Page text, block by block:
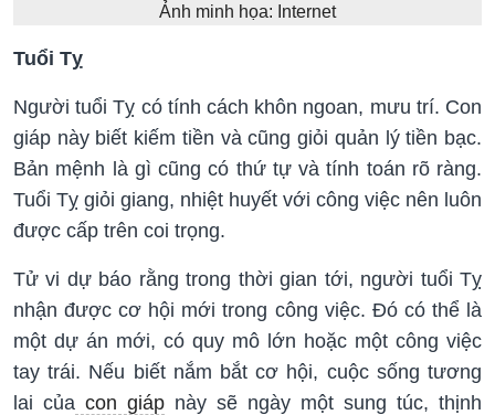
Ảnh minh họa: Internet
Tuổi Tỵ
Người tuổi Tỵ có tính cách khôn ngoan, mưu trí. Con
giáp này biết kiếm tiền và cũng giỏi quản lý tiền bạc.
Bản mệnh là gì cũng có thứ tự và tính toán rõ ràng.
Tuổi Tỵ giỏi giang, nhiệt huyết với công việc nên luôn
được cấp trên coi trọng.
Tử vi dự báo rằng trong thời gian tới, người tuổi Tỵ
nhận được cơ hội mới trong công việc. Đó có thể là
một dự án mới, có quy mô lớn hoặc một công việc
tay trái. Nếu biết nắm bắt cơ hội, cuộc sống tương
lai của con giáp này sẽ ngày một sung túc, thịnh